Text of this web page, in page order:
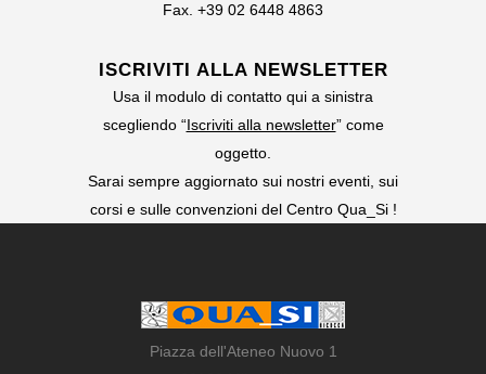
Fax. +39 02 6448 4863
ISCRIVITI ALLA NEWSLETTER
Usa il modulo di contatto qui a sinistra
scegliendo “Iscriviti alla newsletter” come
oggetto.
Sarai sempre aggiornato sui nostri eventi, sui
corsi e sulle convenzioni del Centro Qua_Si !
Piazza dell'Ateneo Nuovo 1